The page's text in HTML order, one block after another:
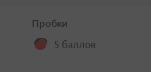
Пробки
5 баллов